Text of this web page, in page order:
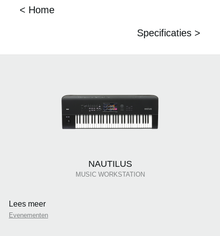
< Home
Specificaties >
NAUTILUS
MUSIC WORKSTATION
Lees meer
Evenementen